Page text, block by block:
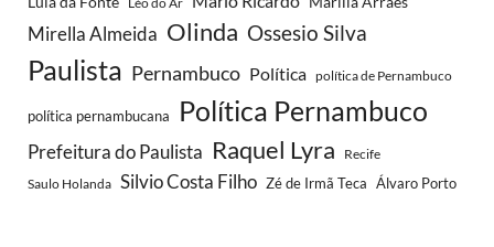
Mirella Almeida Olinda Ossesio Silva
Paulista Pernambuco Política política de Pernambuco
política pernambucana Política Pernambuco
Prefeitura do Paulista Raquel Lyra
Recife
Saulo Holanda Silvio Costa Filho Zé de Irmã Teca Álvaro Porto